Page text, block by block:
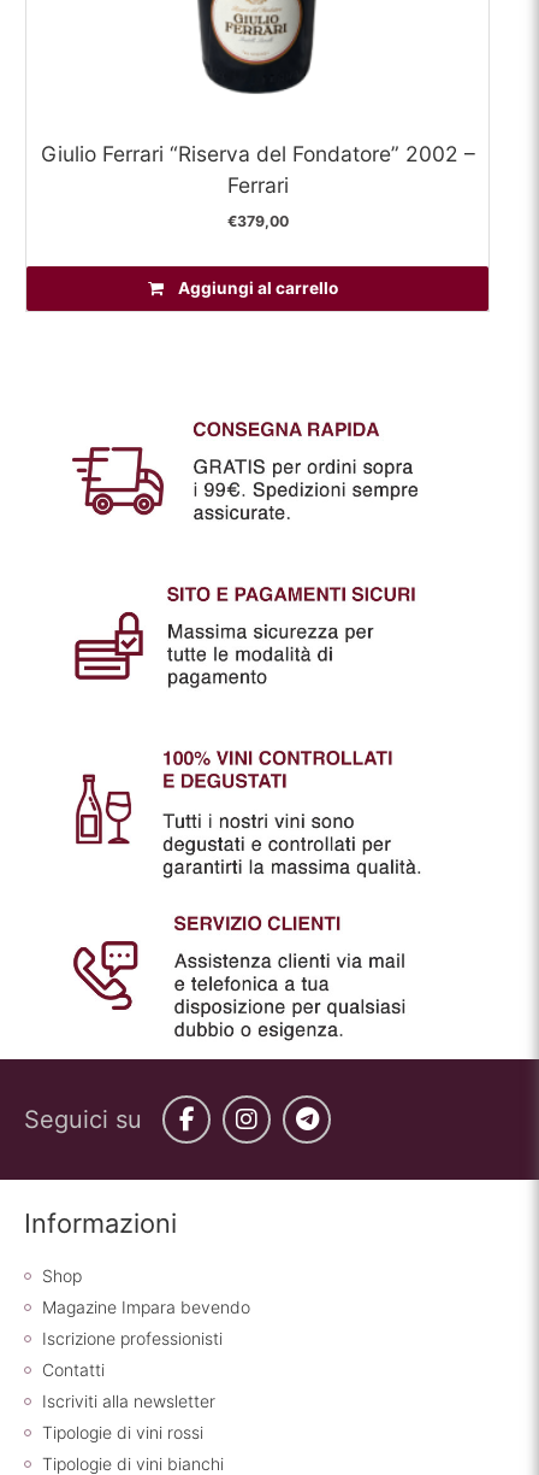
Giulio Ferrari “Riserva del Fondatore” 2002 –
Ferrari
€379,00
Aggiungi al carrello
Seguici su Facebook
Instagram
Telegram
Informazioni
Shop
Magazine Impara bevendo
Iscrizione professionisti
Contatti
Iscriviti alla newsletter
Tipologie di vini rossi
Tipologie di vini bianchi